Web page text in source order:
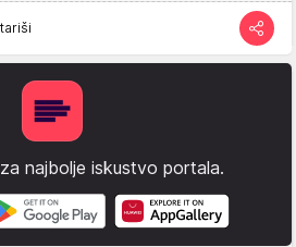
najbolje iskustvo portala.